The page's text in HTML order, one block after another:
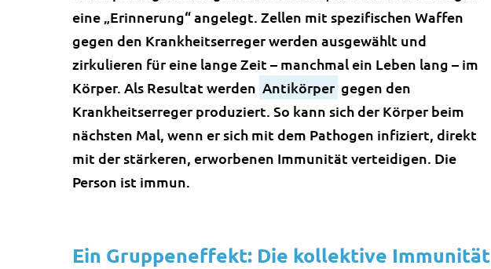
eine „Erinnerung“ angelegt. Zellen mit spezifischen Waffen
gegen den Krankheitserreger werden ausgewählt und
zirkulieren für eine lange Zeit – manchmal ein Leben lang – im
Körper. Als Resultat werden Antikörper gegen den
Krankheitserreger produziert. So kann sich der Körper beim
nächsten Mal, wenn er sich mit dem Pathogen infiziert, direkt
mit der stärkeren, erworbenen Immunität verteidigen. Die
Person ist immun.
Ein Gruppeneffekt: Die kollektive Immunität